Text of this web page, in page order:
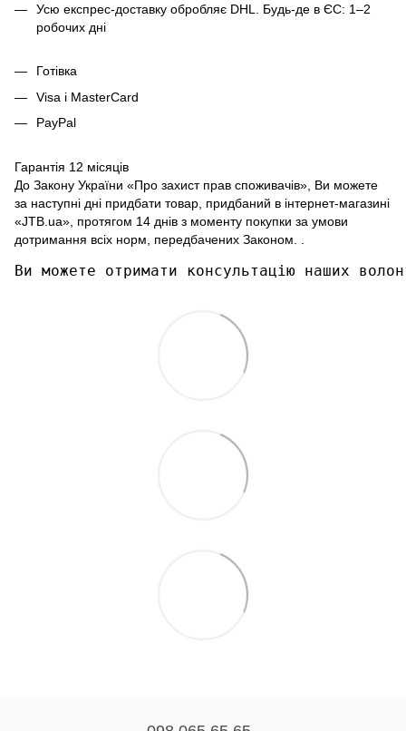
Усю експрес-доставку обробляє DHL. Будь-де в ЄС: 1–2
робочих дні
Готівка
Visa і MasterCard
PayPal
Гарантія 12 місяців
До Закону України «Про захист прав споживачів», Ви можете
за наступні дні придбати товар, придбаний в інтернет-магазині
«JTB.ua», протягом 14 днів з моменту покупки за умови
дотримання всіх норм, передбачених Законом. .
Ви можете отримати консультацію наших